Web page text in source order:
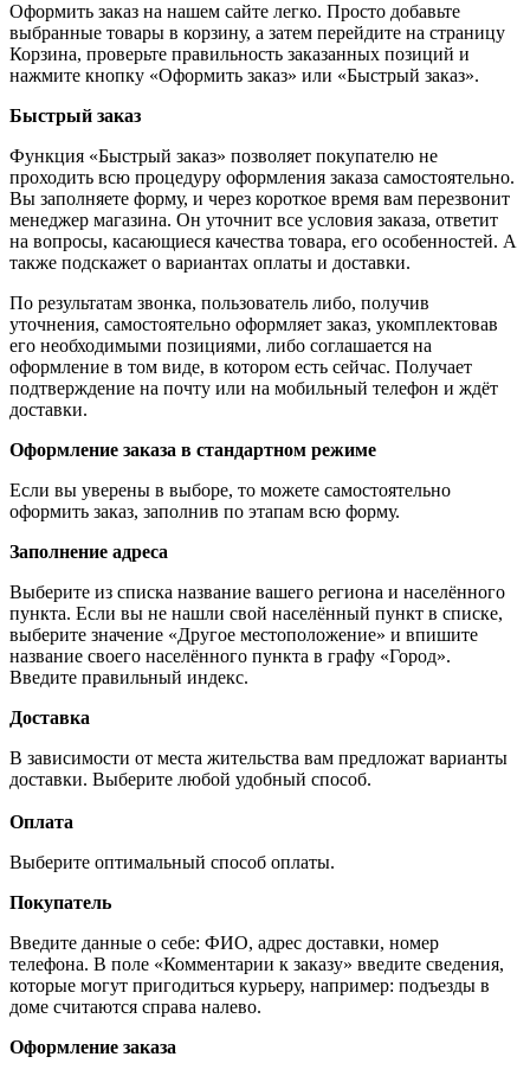
Оформить заказ на нашем сайте легко. Просто добавьте
выбранные товары в корзину, а затем перейдите на страницу
Корзина, проверьте правильность заказанных позиций и
нажмите кнопку «Оформить заказ» или «Быстрый заказ».
Быстрый заказ
Функция «Быстрый заказ» позволяет покупателю не
проходить всю процедуру оформления заказа самостоятельно.
Вы заполняете форму, и через короткое время вам перезвонит
менеджер магазина. Он уточнит все условия заказа, ответит
на вопросы, касающиеся качества товара, его особенностей. А
также подскажет о вариантах оплаты и доставки.
По результатам звонка, пользователь либо, получив
уточнения, самостоятельно оформляет заказ, укомплектовав
его необходимыми позициями, либо соглашается на
оформление в том виде, в котором есть сейчас. Получает
подтверждение на почту или на мобильный телефон и ждёт
доставки.
Оформление заказа в стандартном режиме
Если вы уверены в выборе, то можете самостоятельно
оформить заказ, заполнив по этапам всю форму.
Заполнение адреса
Выберите из списка название вашего региона и населённого
пункта. Если вы не нашли свой населённый пункт в списке,
выберите значение «Другое местоположение» и впишите
название своего населённого пункта в графу «Город».
Введите правильный индекс.
Доставка
В зависимости от места жительства вам предложат варианты
доставки. Выберите любой удобный способ.
Оплата
Выберите оптимальный способ оплаты.
Покупатель
Введите данные о себе: ФИО, адрес доставки, номер
телефона. В поле «Комментарии к заказу» введите сведения,
которые могут пригодиться курьеру, например: подъезды в
доме считаются справа налево.
Оформление заказа